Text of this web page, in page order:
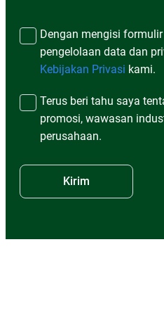
Dengan mengisi
pengelolaan data dan
Kebijakan Privasi kami.
Terus beri tahu saya
promosi, wawasan
perusahaan.
Kirim